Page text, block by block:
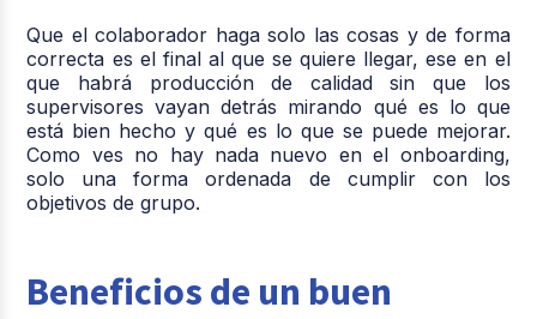
Que el colaborador haga solo las cosas y de forma
correcta es el final al que se quiere llegar, ese en el
que habrá producción de calidad sin que los
supervisores vayan detrás mirando qué es lo que
está bien hecho y qué es lo que se puede mejorar.
Como ves no hay nada nuevo en el onboarding,
solo una forma ordenada de cumplir con los
objetivos de grupo.
Beneficios de un buen